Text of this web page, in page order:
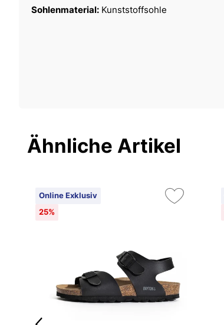
Sohlenmaterial: Kunststoffsohle
Ähnliche Artikel
Online Exklusiv
25%